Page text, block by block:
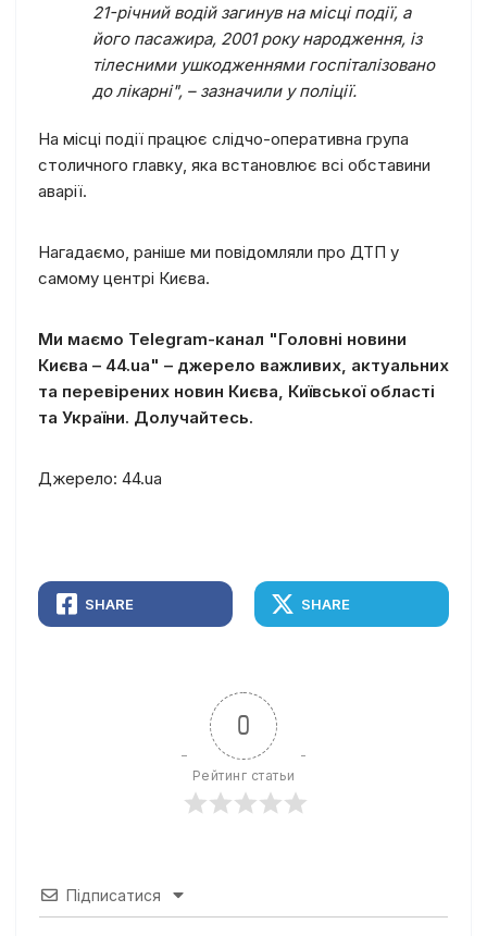
21-річний водій загинув на місці події, а
його пасажира, 2001 року народження, із
тілесними ушкодженнями госпіталізовано
до лікарні", – зазначили у поліції.
На місці події працює слідчо-оперативна група
столичного главку, яка встановлює всі обставини
аварії.
Нагадаємо, раніше ми повідомляли про ДТП у
самому центрі Києва.
Ми маємо Telegram-канал "Головні новини
Києва – 44.ua" – джерело важливих, актуальних
та перевірених новин Києва, Київської області
та України. Долучайтесь.
Джерело: 44.ua
SHARE SHARE
0
Рейтинг статьи
Підписатися